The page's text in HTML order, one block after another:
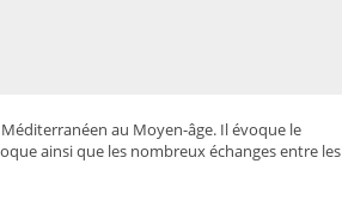
au Moyen-âge. Il évoque le
ainsi que les nombreux échanges entre les